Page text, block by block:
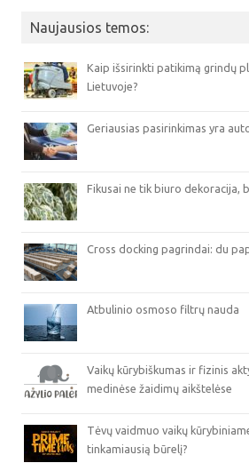
Naujausios temos:
Kaip išsirinkti patikimą grindų
Lietuvoje?
Geriausias pasirinkimas yra
Fikusai ne tik biuro dekoracija,
Cross docking pagrindai: du
Atbulinio osmoso filtrų nauda
Vaikų kūrybiškumas ir fizinis
medinėse žaidimų aikštelėse
Tėvų vaidmuo vaikų
tinkamiausią būrelį?